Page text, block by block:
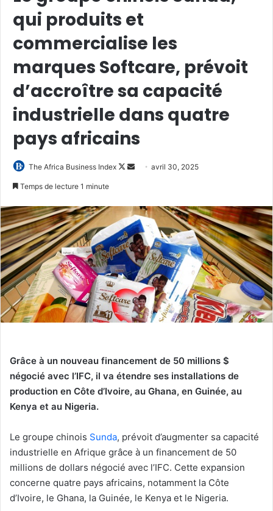
qui produits et
commercialise les
marques Softcare, prévoit
d’accroître sa capacité
industrielle dans quatre
pays africains
The Africa Business Index
Follow
Envoyeravril 30, 2025
Temps de lecture 1 minute
Grâce à un nouveau financement de 50 millions $
négocié avec l’IFC, il va étendre ses installations de
production en Côte d’Ivoire, au Ghana, en Guinée, au
Kenya et au Nigeria.​
Le groupe chinois Sunda, prévoit d’augmenter sa capacité
industrielle en Afrique grâce à un financement de 50
millions de dollars négocié avec l’IFC. Cette expansion
concerne quatre pays africains, notamment la Côte
d’Ivoire, le Ghana, la Guinée, le Kenya et le Nigeria.